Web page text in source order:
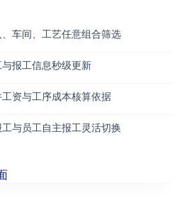
车间、工艺任意组合筛选
与报工信息秒级更新
工资与工序成本核算依据
工与员工自主报工灵活切换